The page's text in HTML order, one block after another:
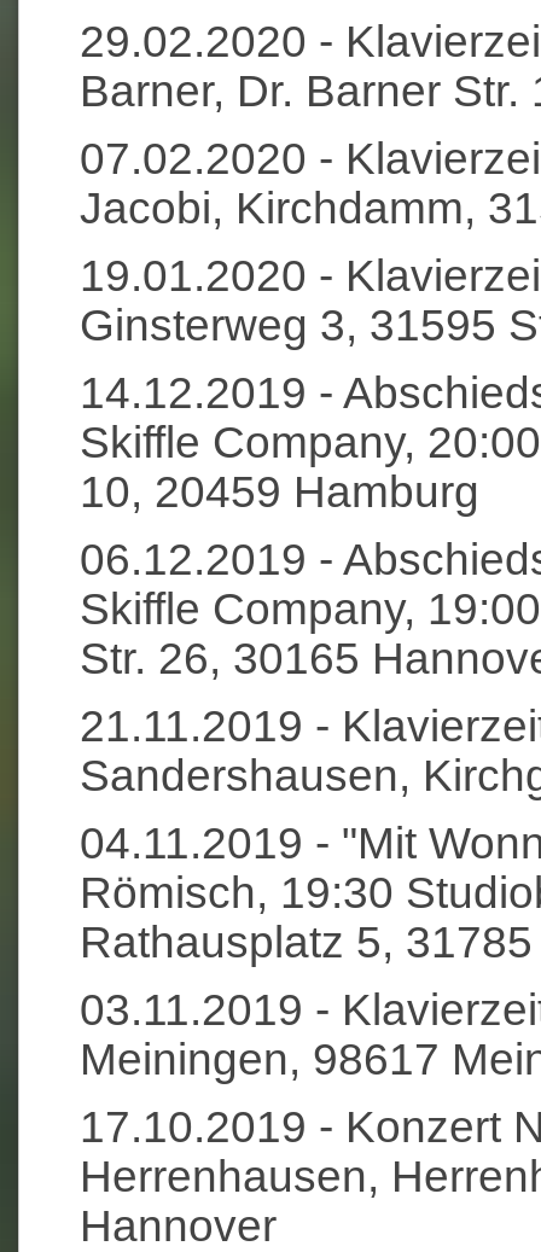
29.02.2020 -
Barner, Dr. Barner
07.02.2020 -
Jacobi, Kirchdamm,
19.01.2020 -
Ginsterweg 3, 31595
14.12.2019 -
Skiffle Company,
10, 20459 Hamburg
06.12.2019 -
Skiffle Company,
Str. 26, 30165
21.11.2019 -
Sandershausen,
04.11.2019 - "Mit
Römisch, 19:30
Rathausplatz 5,
03.11.2019 -
Meiningen, 98617
17.10.2019 - Konzert
Herrenhausen,
Hannover